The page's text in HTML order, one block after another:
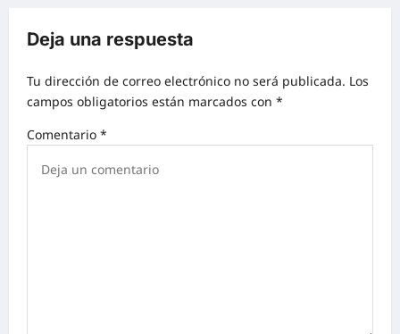
Deja una respuesta
Tu dirección de correo electrónico no será publicada. Los
campos obligatorios están marcados con *
Comentario *